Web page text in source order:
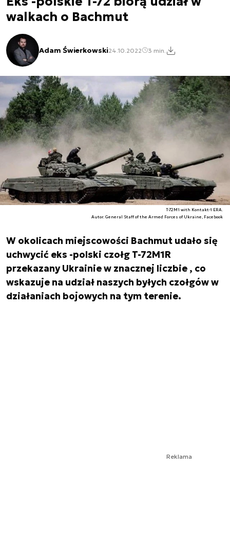
walkach o Bachmut
Adam Świerkowski24.10.2022 3 min.
T-72M1 with Kontakt-1 ERA.
Autor. General Staff of the Armed Forces of Ukraine, Facebook
W okolicach miejscowości Bachmut udało się
uchwycić eks -polski czołg T-72M1R
przekazany Ukrainie w znacznej liczbie , co
wskazuje na udział naszych byłych czołgów w
działaniach bojowych na tym terenie.
Reklama